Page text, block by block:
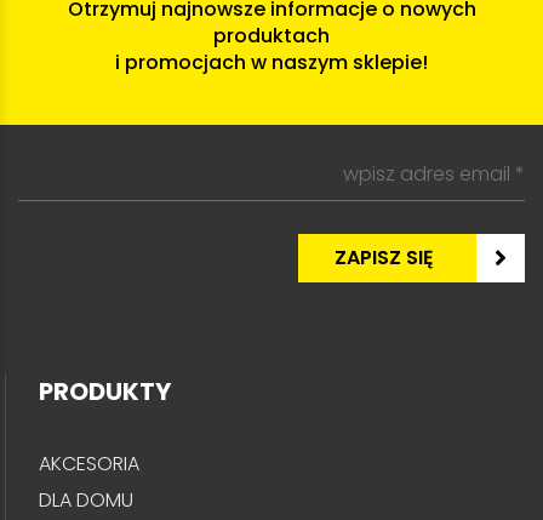
Otrzymuj najnowsze informacje o nowych
produktach
i promocjach w naszym sklepie!
PRODUKTY
AKCESORIA
DLA DOMU